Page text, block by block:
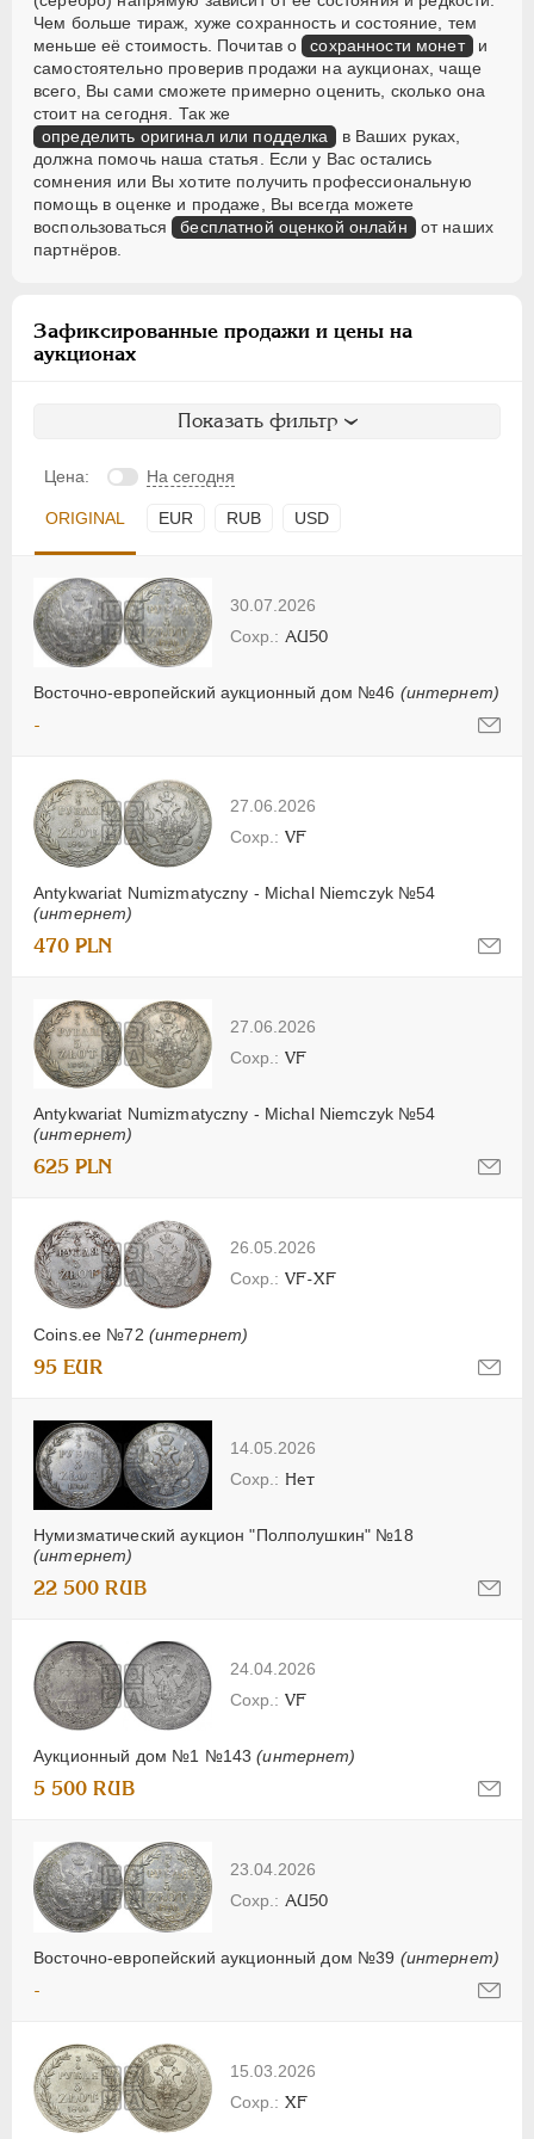
Чем больше тираж, хуже сохранность и состояние, тем
меньше её стоимость. Почитав о сохранности монет и
самостоятельно проверив продажи на аукционах, чаще
всего, Вы сами сможете примерно оценить, сколько она
стоит на сегодня. Так же
определить оригинал или подделка
в Ваших руках,
должна помочь наша статья. Если у Вас остались
сомнения или Вы хотите получить профессиональную
помощь в оценке и продаже, Вы всегда можете
воспользоваться бесплатной оценкой онлайн от наших
партнёров.
Зафиксированные продажи и цены на
аукционах
Показать фильтр
Цена: На сегодня
ORIGINAL EUR RUB USD
30.07.2026
Восточно-европейский аукционный дом №46 (интернет)
AU50
-
27.06.2026
Antykwariat Numizmatyczny - Michal Niemczyk №54
(интернет)
VF
470 PLN
27.06.2026
Antykwariat Numizmatyczny - Michal Niemczyk №54
(интернет)
VF
625 PLN
26.05.2026
Coins.ee №72 (интернет)
VF-XF
95 EUR
14.05.2026
Нумизматический аукцион "Полполушкин" №18
(интернет)
Нет
22 500 RUB
24.04.2026
Аукционный дом №1 №143(интернет)
VF
5 500 RUB
23.04.2026
Восточно-европейский аукционный дом №39 (интернет)
AU50
-
15.03.2026
XF
НИКОЛАЙ II
1894-1917
ВРЕМЕННОЕ ПРАВ. 1917-1918
ИНОСТРАННЫЕ 1768-1918